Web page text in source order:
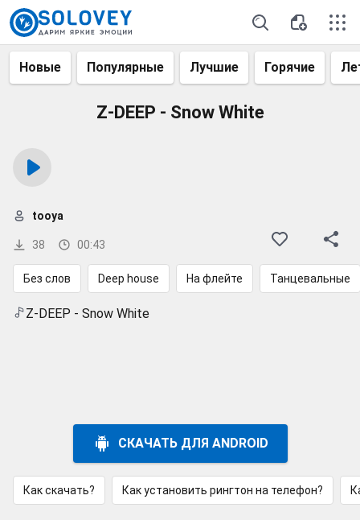
Новые Популярные Лучшие Горячие
Z-DEEP - Snow White
38 00:43
tooya
Без слов Deep house На флейте Танцевальные
Z-DEEP - Snow White
СКАЧАТЬ ДЛЯ ANDROID
Как скачать? Как установить рингтон на телефон?